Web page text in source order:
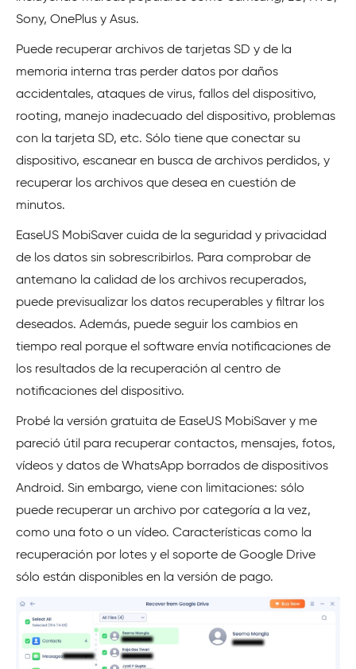
Sony, OnePlus y Asus.
Puede recuperar archivos de tarjetas SD y de la
memoria interna tras perder datos por daños
accidentales, ataques de virus, fallos del dispositivo,
rooting, manejo inadecuado del dispositivo, problemas
con la tarjeta SD, etc. Sólo tiene que conectar su
dispositivo, escanear en busca de archivos perdidos, y
recuperar los archivos que desea en cuestión de
minutos.
EaseUS MobiSaver cuida de la seguridad y privacidad
de los datos sin sobrescribirlos. Para comprobar de
antemano la calidad de los archivos recuperados,
puede previsualizar los datos recuperables y filtrar los
deseados. Además, puede seguir los cambios en
tiempo real porque el software envía notificaciones de
los resultados de la recuperación al centro de
notificaciones del dispositivo.
Probé la versión gratuita de EaseUS MobiSaver y me
pareció útil para recuperar contactos, mensajes, fotos,
vídeos y datos de WhatsApp borrados de dispositivos
Android. Sin embargo, viene con limitaciones: sólo
puede recuperar un archivo por categoría a la vez,
como una foto o un vídeo. Características como la
recuperación por lotes y el soporte de Google Drive
sólo están disponibles en la versión de pago.